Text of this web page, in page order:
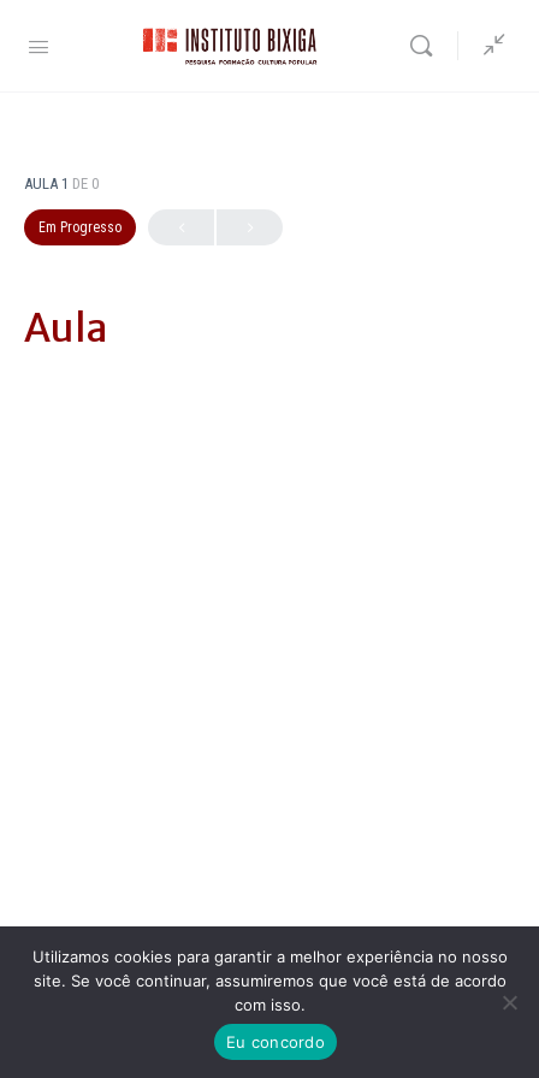
AULA 1 DE 0
Em Progresso
Aula
Utilizamos cookies para garantir a melhor experiência no nosso
site. Se você continuar, assumiremos que você está de acordo
com isso.
Eu concordo